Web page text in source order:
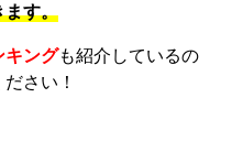
ます。
キングも紹介しているの
さい！